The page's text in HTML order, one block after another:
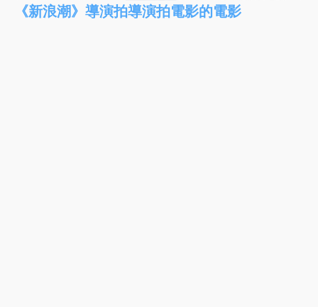
《新浪潮》導演拍導演拍電影的電影